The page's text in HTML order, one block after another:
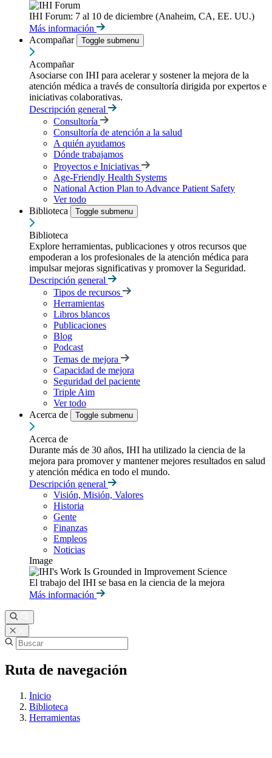
IHI Forum: 7 al 10 de diciembre (Anaheim, CA, EE. UU.)
Más información
Acompañar
Toggle submenu
Acompañar
Asociarse con IHI para acelerar y sostener la mejora de la
atención médica a través de consultoría dirigida por expertos e
iniciativas colaborativas.
Descripción general
Consultoría
Consultoría de atención a la salud
A quién ayudamos
Dónde trabajamos
Proyectos e Iniciativas
Age-Friendly Health Systems
National Action Plan to Advance Patient Safety
Ver todo
Biblioteca
Toggle submenu
Biblioteca
Explore herramientas, publicaciones y otros recursos que
empoderan a los profesionales de la atención médica para
impulsar mejoras significativas y promover la Seguridad.
Descripción general
Tipos de recursos
Herramientas
Libros blancos
Publicaciones
Blog
Podcast
Temas de mejora
Capacidad de mejora
Seguridad del paciente
Triple Aim
Ver todo
Acerca de
Toggle submenu
Acerca de
Durante más de 30 años, IHI ha utilizado la ciencia de la
mejora para promover y mantener mejores resultados en salud
y atención médica en todo el mundo.
Descripción general
Visión, Misión, Valores
Historia
Gente
Finanzas
Empleos
Noticias
Image
El trabajo del IHI se basa en la ciencia de la mejora
Más información
Ruta de navegación
Inicio
Biblioteca
Herramientas